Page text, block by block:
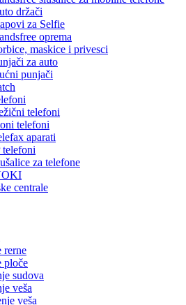
držači
za Selfie
oprema
maskice i privesci
za auto
punjači
telefoni
telefoni
aparati
telefoni
za telefone
centrale
rerne
ploče
sudova
veša
veša